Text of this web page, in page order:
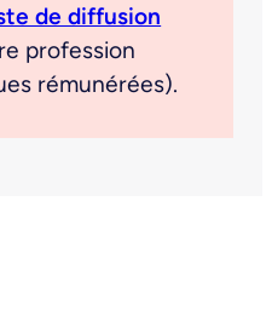
de diffusion
profession
rémunérées).